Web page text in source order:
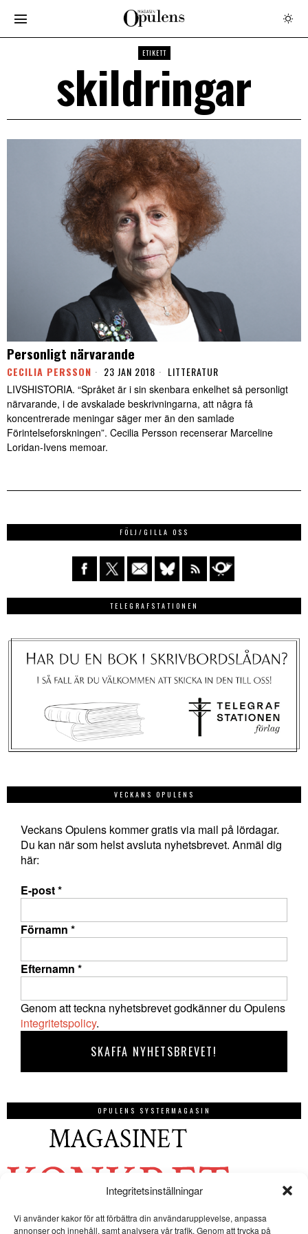
Integritetsinställningar
Vi använder kakor för att förbättra din användarupplevelse, anpassa
annonser och innehåll, samt analysera vår trafik. Genom att trycka på
ETIKETT
skildringar
Personligt närvarande
CECILIA PERSSON 23 JAN 2018 LITTERATUR
LIVSHISTORIA. “Språket är i sin skenbara enkelhet så personligt
närvarande, i de avskalade beskrivningarna, att några få
koncentrerade meningar säger mer än den samlade
Förintelseforskningen”. Cecilia Persson recenserar Marceline
Loridan-Ivens memoar.
FÖLJ/GILLA OSS
TELEGRAFSTATIONEN
VECKANS OPULENS
Veckans Opulens kommer gratis via mail på lördagar.
Du kan när som helst avsluta nyhetsbrevet. Anmäl dig
här:
E-post*
Förnamn *
Efternamn *
Genom att teckna nyhetsbrevet godkänner du Opulens
integritetspolicy.
OPULENS SYSTERMAGASIN